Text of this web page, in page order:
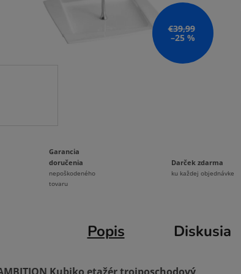
€39,99
–25 %
Garancia
doručenia
nepoškodeného
tovaru
Darček zdarma
ku každej objednávke
Popis Diskusia